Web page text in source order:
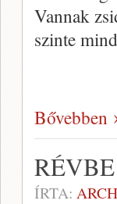
Vannak
szinte
Bővebben
ÍRTA: